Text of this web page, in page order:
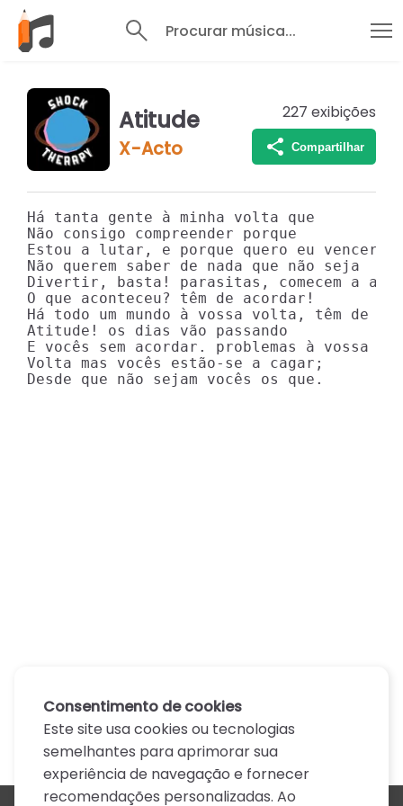
Procurar música...
Atitude
X-Acto
227 exibições
Compartilhar
Há tanta gente à minha volta que
Não consigo compreender porque
Estou a lutar, e porque quero eu vencer.
Não querem saber de nada que não seja
Divertir, basta! parasitas, comecem a
O que aconteceu? têm de acordar!
Há todo um mundo à vossa volta, têm de
Atitude! os dias vão passando
E vocês sem acordar. problemas à vossa
Volta mas vocês estão-se a cagar;
Desde que não sejam vocês os que.
Consentimento de cookies
Este site usa cookies ou tecnologias
semelhantes para aprimorar sua
experiência de navegação e fornecer
recomendações personalizadas. Ao